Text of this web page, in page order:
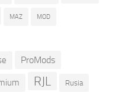
MAZ MOD
ProMods
RJL Rusia